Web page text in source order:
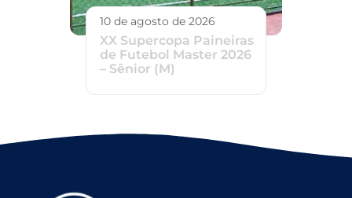
10 de agosto de 2026
XX Supercopa Paineiras
de Futebol Master 2026
– Sênior (M)